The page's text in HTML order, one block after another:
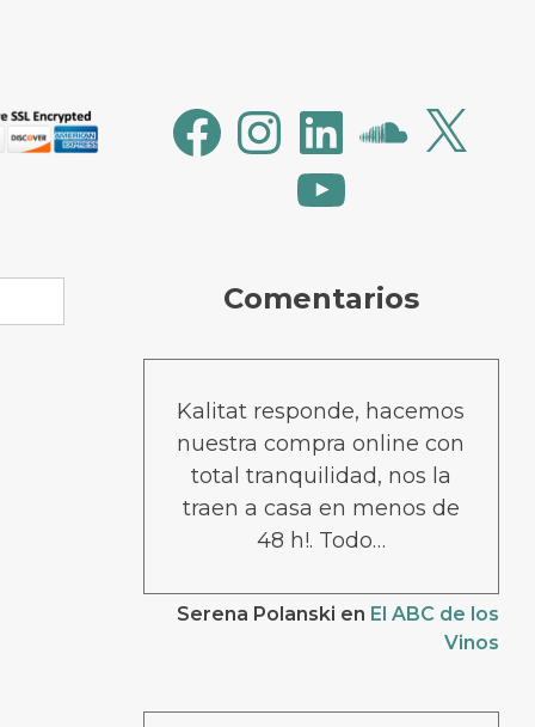
FacebookInstagramLinkedInSoundCloud
X
YouTube
Comentarios
Kalitat responde, hacemos
nuestra compra online con
total tranquilidad, nos la
traen a casa en menos de
48 h!. Todo…
Serena Polanski en El ABC de los
Vinos